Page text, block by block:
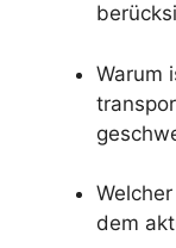
Warum
dem